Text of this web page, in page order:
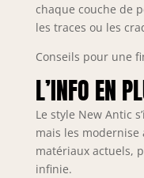
chaque couche de
les traces ou les
Conseils pour une
L’INFO EN
Le style New Antic
mais les modernise
matériaux actuels,
infinie.